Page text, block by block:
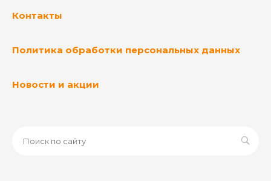
Контакты
Политика обработки персональных данных
Новости и акции